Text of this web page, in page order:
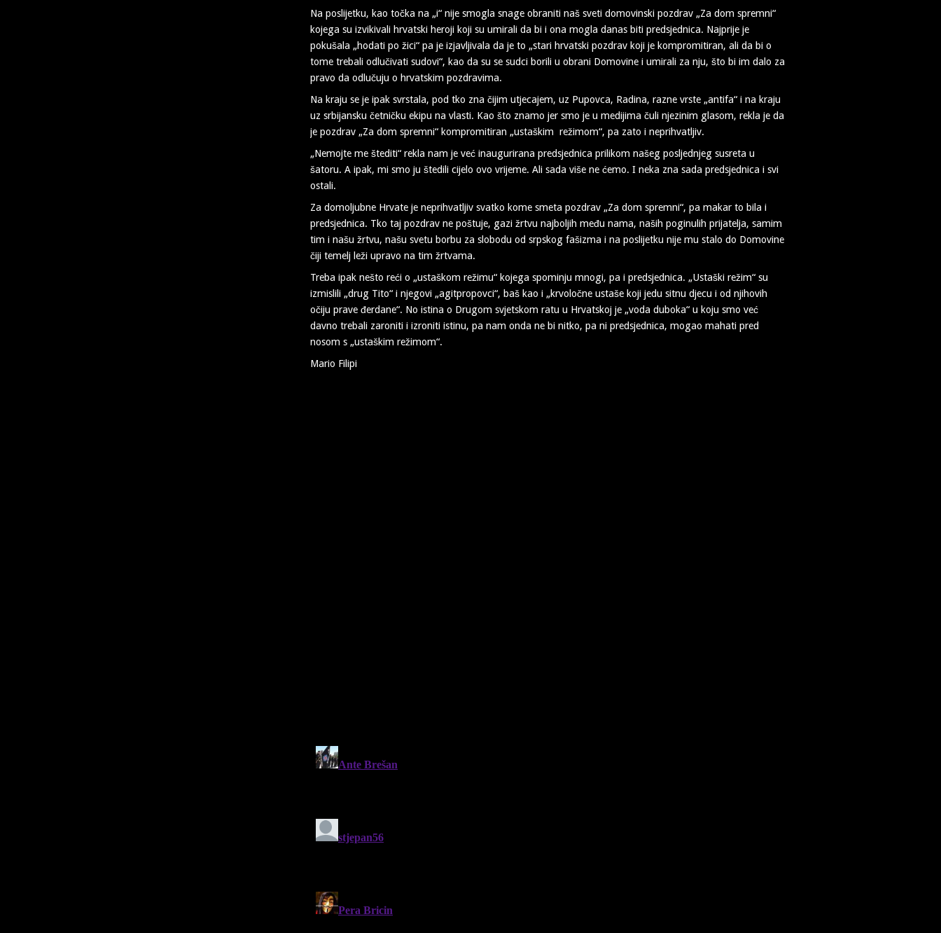
Na poslijetku, kao točka na „i“ nije smogla snage obraniti naš sveti domovinski pozdrav „Za dom spremni“
kojega su izvikivali hrvatski heroji koji su umirali da bi i ona mogla danas biti predsjednica. Najprije je
pokušala „hodati po žici“ pa je izjavljivala da je to „stari hrvatski pozdrav koji je kompromitiran, ali da bi o
tome trebali odlučivati sudovi“, kao da su se sudci borili u obrani Domovine i umirali za nju, što bi im dalo za
pravo da odlučuju o hrvatskim pozdravima.
Na kraju se je ipak svrstala, pod tko zna čijim utjecajem, uz Pupovca, Radina, razne vrste „antifa“ i na kraju
uz srbijansku četničku ekipu na vlasti. Kao što znamo jer smo je u medijima čuli njezinim glasom, rekla je da
je pozdrav „Za dom spremni“ kompromitiran „ustaškim režimom“, pa zato i neprihvatljiv.
„Nemojte me štediti“ rekla nam je već inaugurirana predsjednica prilikom našeg posljednjeg susreta u
šatoru. A ipak, mi smo ju štedili cijelo ovo vrijeme. Ali sada više ne ćemo. I neka zna sada predsjednica i svi
ostali.
Za domoljubne Hrvate je neprihvatljiv svatko kome smeta pozdrav „Za dom spremni“, pa makar to bila i
predsjednica. Tko taj pozdrav ne poštuje, gazi žrtvu najboljih među nama, naših poginulih prijatelja, samim
tim i našu žrtvu, našu svetu borbu za slobodu od srpskog fašizma i na poslijetku nije mu stalo do Domovine
čiji temelj leži upravo na tim žrtvama.
Treba ipak nešto reći o „ustaškom režimu“ kojega spominju mnogi, pa i predsjednica. „Ustaški režim“ su
izmislili „drug Tito“ i njegovi „agitpropovci“, baš kao i „krvoločne ustaše koji jedu sitnu djecu i od njihovih
očiju prave đerdane“. No istina o Drugom svjetskom ratu u Hrvatskoj je „voda duboka“ u koju smo već
davno trebali zaroniti i izroniti istinu, pa nam onda ne bi nitko, pa ni predsjednica, mogao mahati pred
nosom s „ustaškim režimom“.
Mario Filipi